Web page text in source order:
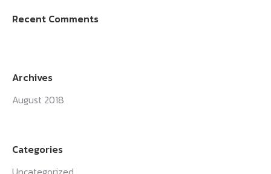
Recent Comments
Archives
August 2018
Categories